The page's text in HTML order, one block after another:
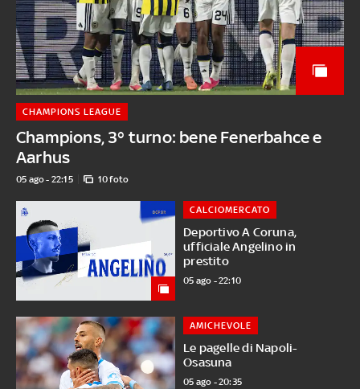
Champions, 3° turno: bene Fenerbahce e
Aarhus
CHAMPIONS LEAGUE
05 ago - 22:15 10 foto
Deportivo A Coruna,
ufficiale Angelino in
prestito
CALCIOMERCATO
05 ago - 22:10
Le pagelle di Napoli-
Osasuna
AMICHEVOLE
05 ago - 20:35